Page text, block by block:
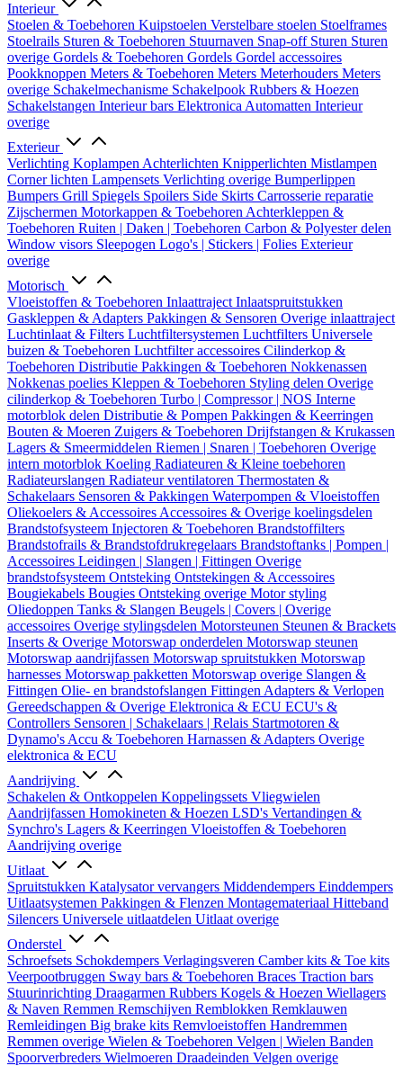
Interieur
Stoelen & Toebehoren Kuipstoelen Verstelbare stoelen Stoelframes
Stoelrails Sturen & Toebehoren Stuurnaven Snap-off Sturen Sturen
overige Gordels & Toebehoren Gordels Gordel accessoires
Pookknoppen Meters & Toebehoren Meters Meterhouders Meters
overige Schakelmechanisme Schakelpook Rubbers & Hoezen
Schakelstangen Interieur bars Elektronica Automatten Interieur
overige
Exterieur
Verlichting Koplampen Achterlichten Knipperlichten Mistlampen
Corner lichten Lampensets Verlichting overige Bumperlippen
Bumpers Grill Spiegels Spoilers Side Skirts Carrosserie reparatie
Zijschermen Motorkappen & Toebehoren Achterkleppen &
Toebehoren Ruiten | Daken | Toebehoren Carbon & Polyester delen
Window visors Sleepogen Logo's | Stickers | Folies Exterieur
overige
Motorisch
Vloeistoffen & Toebehoren Inlaattraject Inlaatspruitstukken
Gaskleppen & Adapters Pakkingen & Sensoren Overige inlaattraject
Luchtinlaat & Filters Luchtfiltersystemen Luchtfilters Universele
buizen & Toebehoren Luchtfilter accessoires Cilinderkop &
Toebehoren Distributie Pakkingen & Toebehoren Nokkenassen
Nokkenas poelies Kleppen & Toebehoren Styling delen Overige
cilinderkop & Toebehoren Turbo | Compressor | NOS Interne
motorblok delen Distributie & Pompen Pakkingen & Keerringen
Bouten & Moeren Zuigers & Toebehoren Drijfstangen & Krukassen
Lagers & Smeermiddelen Riemen | Snaren | Toebehoren Overige
intern motorblok Koeling Radiateuren & Kleine toebehoren
Radiateurslangen Radiateur ventilatoren Thermostaten &
Schakelaars Sensoren & Pakkingen Waterpompen & Vloeistoffen
Oliekoelers & Accessoires Accessoires & Overige koelingsdelen
Brandstofsysteem Injectoren & Toebehoren Brandstoffilters
Brandstofrails & Brandstofdrukregelaars Brandstoftanks | Pompen |
Accessoires Leidingen | Slangen | Fittingen Overige
brandstofsysteem Ontsteking Ontstekingen & Accessoires
Bougiekabels Bougies Ontsteking overige Motor styling
Oliedoppen Tanks & Slangen Beugels | Covers | Overige
accessoires Overige stylingsdelen Motorsteunen Steunen & Brackets
Inserts & Overige Motorswap onderdelen Motorswap steunen
Motorswap aandrijfassen Motorswap spruitstukken Motorswap
harnesses Motorswap pakketten Motorswap overige Slangen &
Fittingen Olie- en brandstofslangen Fittingen Adapters & Verlopen
Gereedschappen & Overige Elektronica & ECU ECU's &
Controllers Sensoren | Schakelaars | Relais Startmotoren &
Dynamo's Accu & Toebehoren Harnassen & Adapters Overige
elektronica & ECU
Aandrijving
Schakelen & Ontkoppelen Koppelingssets Vliegwielen
Aandrijfassen Homokineten & Hoezen LSD's Vertandingen &
Synchro's Lagers & Keerringen Vloeistoffen & Toebehoren
Aandrijving overige
Uitlaat
Spruitstukken Katalysator vervangers Middendempers Einddempers
Uitlaatsystemen Pakkingen & Flenzen Montagemateriaal Hitteband
Silencers Universele uitlaatdelen Uitlaat overige
Onderstel
Schroefsets Schokdempers Verlagingsveren Camber kits & Toe kits
Veerpootbruggen Sway bars & Toebehoren Braces Traction bars
Stuurinrichting Draagarmen Rubbers Kogels & Hoezen Wiellagers
& Naven Remmen Remschijven Remblokken Remklauwen
Remleidingen Big brake kits Remvloeistoffen Handremmen
Remmen overige Wielen & Toebehoren Velgen | Wielen Banden
Spoorverbreders Wielmoeren Draadeinden Velgen overige